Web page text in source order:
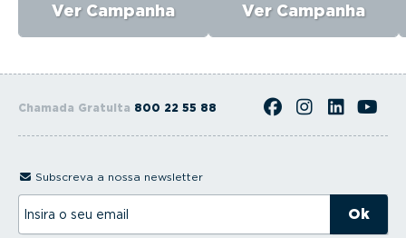
Ver Campanha Ver Campanha
Chamada Gratuita 800 22 55 88
Subscreva a nossa newsletter
s